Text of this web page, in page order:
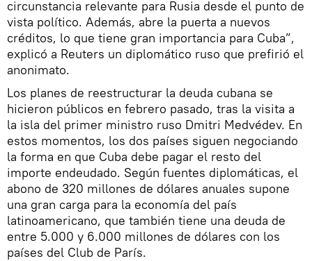
circunstancia relevante para Rusia desde el punto de
vista político. Además, abre la puerta a nuevos
créditos, lo que tiene gran importancia para Cuba”,
explicó a Reuters un diplomático ruso que prefirió el
anonimato.
Los planes de reestructurar la deuda cubana se
hicieron públicos en febrero pasado, tras la visita a
la isla del primer ministro ruso Dmitri Medvédev. En
estos momentos, los dos países siguen negociando
la forma en que Cuba debe pagar el resto del
importe endeudado. Según fuentes diplomáticas, el
abono de 320 millones de dólares anuales supone
una gran carga para la economía del país
latinoamericano, que también tiene una deuda de
entre 5.000 y 6.000 millones de dólares con los
países del Club de París.